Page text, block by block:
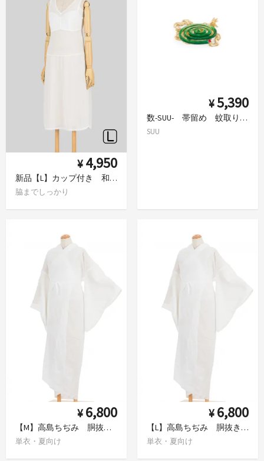
¥ 4,950
新品【L】カップ付き 和装インナー 着物スリップ
脇までしっかり
¥5,390
数-SUU- 帯留め 蚊取り線香
SUU
¥ 6,800
【M】高島ちぢみ 胴抜き長襦袢 日本製
単衣・夏向け
¥ 6,800
【L】高島ちぢみ 胴抜き長襦袢 日本製
単衣・夏向け